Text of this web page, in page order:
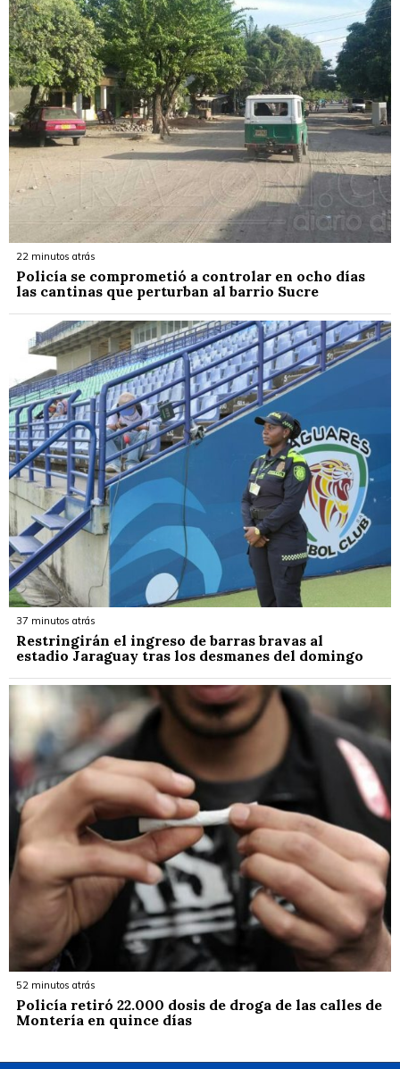
22 minutos atrás
Policía se comprometió a controlar en ocho días
las cantinas que perturban al barrio Sucre
37 minutos atrás
Restringirán el ingreso de barras bravas al
estadio Jaraguay tras los desmanes del domingo
52 minutos atrás
Policía retiró 22.000 dosis de droga de las calles de
Montería en quince días